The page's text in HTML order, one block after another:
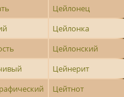
Цейлонец
Цейлонка
Цейлонский
Цейнерит
Цейтнот